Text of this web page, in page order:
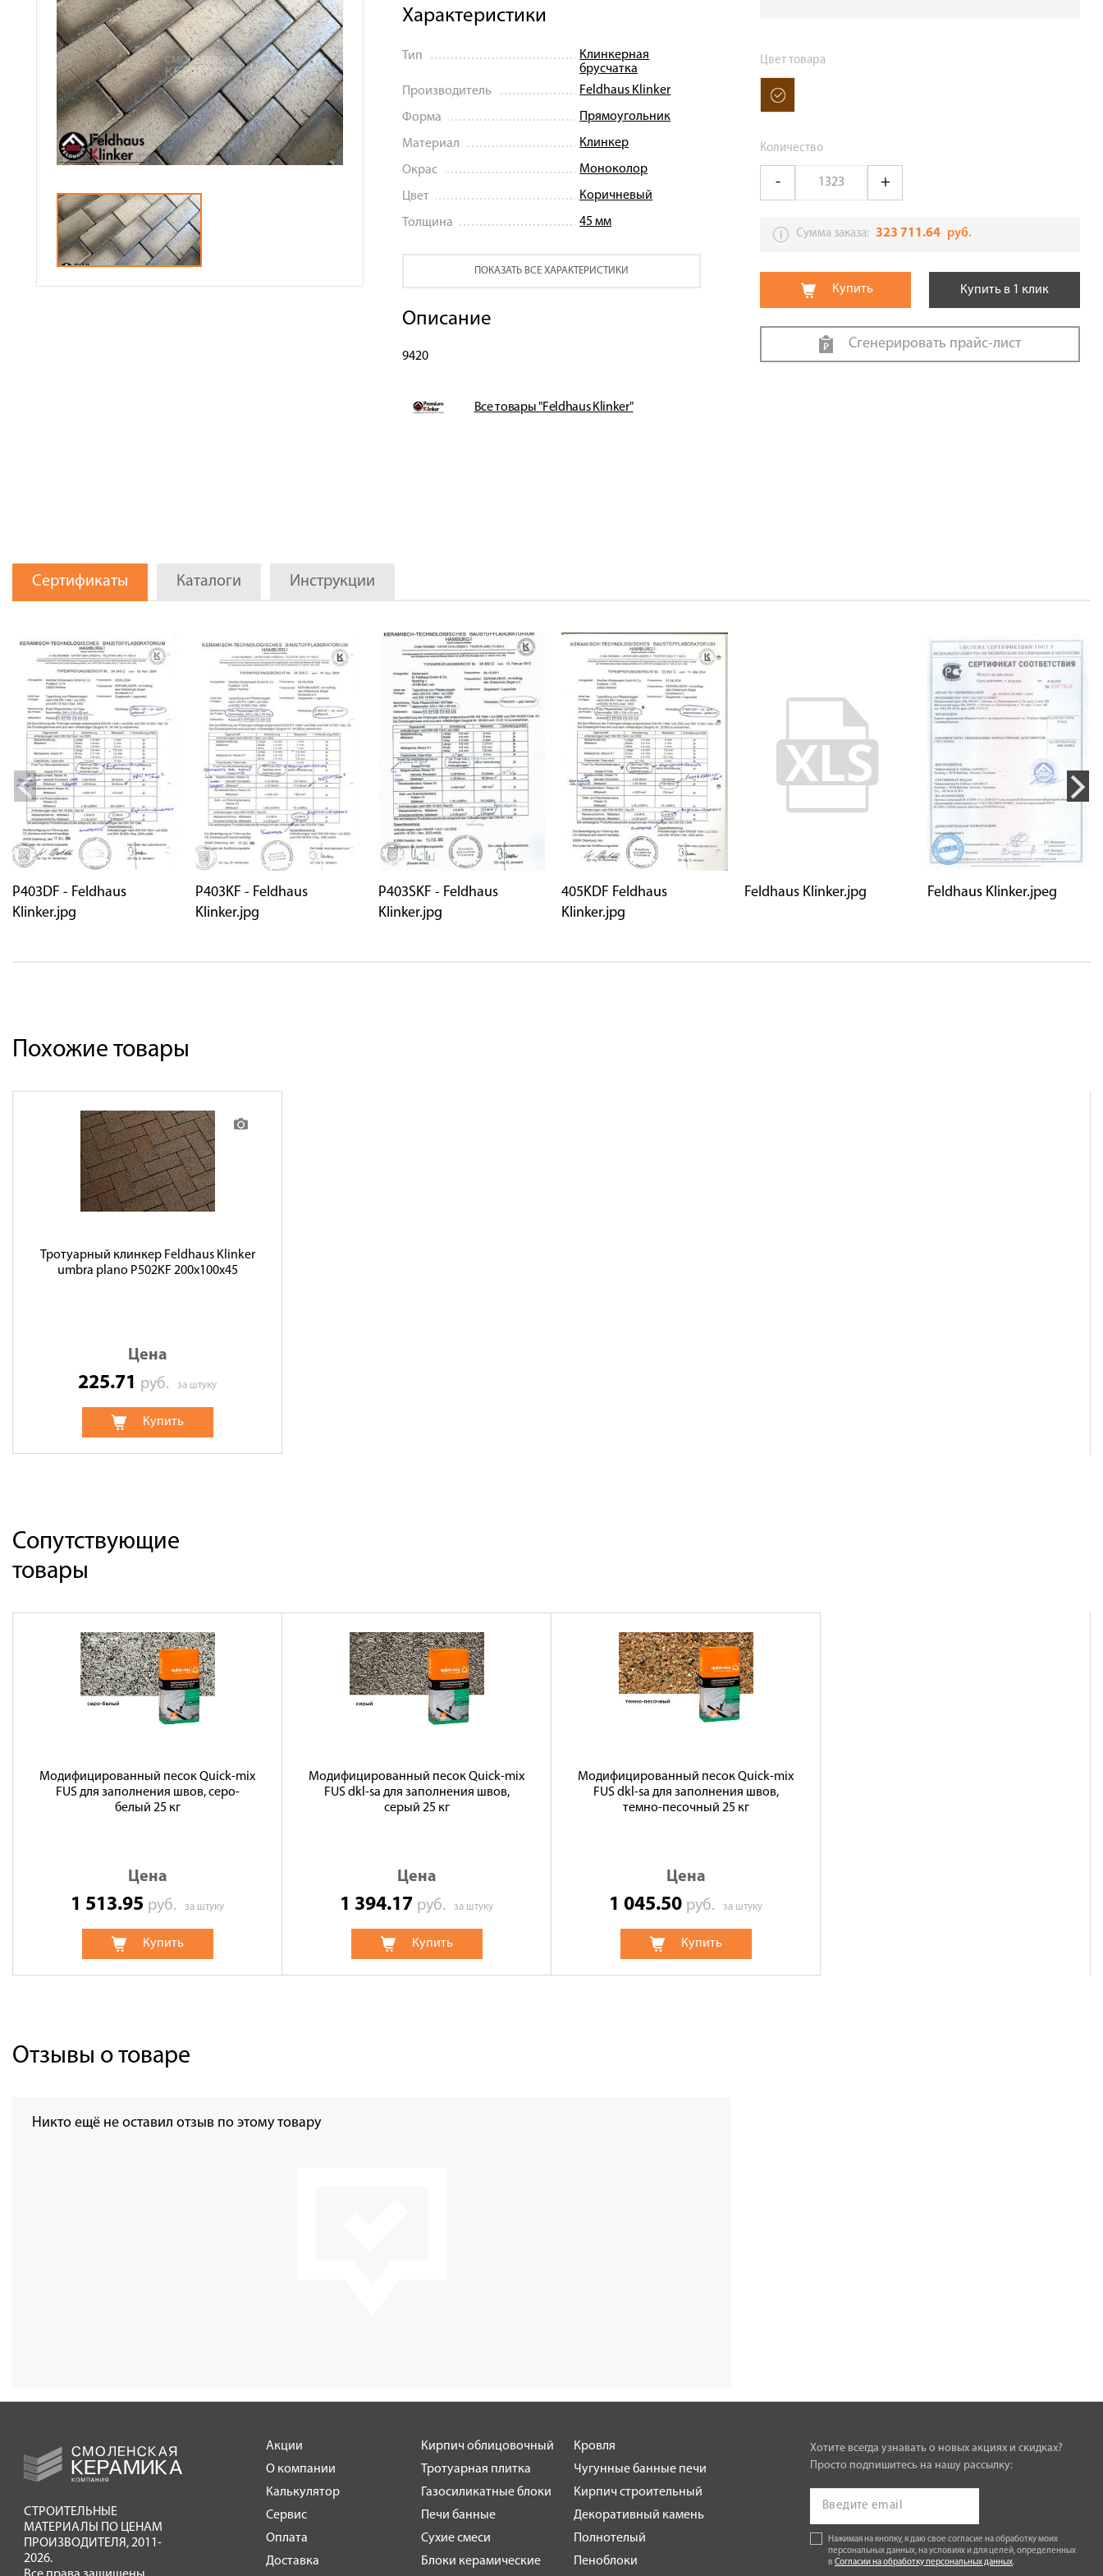
Сотрудничество
Галерея объектов
Контакты
Характеристики
Тип
Клинкерная
брусчатка
Производитель
Feldhaus Klinker
Форма Прямоугольник
Материал Клинкер
Окрас Моноколор
Цвет Коричневый
Толщина 45 мм
ПОКАЗАТЬ ВСЕ ХАРАКТЕРИСТИКИ
Описание
9420
Все товары "Feldhaus Klinker"
Цвет товара
Количество
Сумма заказа: 323 711.64руб.
Купить Купить в 1 клик
Сгенерировать прайс-лист
Сертификаты Каталоги Инструкции
P403DF - Feldhaus
Klinker.jpg
P403KF - Feldhaus
Klinker.jpg
P403SKF - Feldhaus
Klinker.jpg
405KDF Feldhaus
Klinker.jpg
Feldhaus Klinker.jpg Feldhaus Klinker.jpeg
Похожие товары
Тротуарный клинкер Feldhaus Klinker
umbra plano P502KF 200x100x45
Цена
225.71 руб. за штуку
Купить
Сопутствующие
товары
Модифицированный песок Quick-mix
FUS для заполнения швов, серо-
белый 25 кг
Цена
1 513.95 руб. за штуку
Купить
Модифицированный песок Quick-mix
FUS dkl-sa для заполнения швов,
серый 25 кг
Цена
1 394.17 руб. за штуку
Купить
Модифицированный песок Quick-mix
FUS dkl-sa для заполнения швов,
темно-песочный 25 кг
Цена
1 045.50 руб. за штуку
Купить
Отзывы о товаре
Никто ещё не оставил отзыв по этому товару
Акции
О компании
Калькулятор
Сервис
Оплата
Доставка
Кирпич облицовочный
Тротуарная плитка
Газосиликатные блоки
Печи банные
Сухие смеси
Блоки керамические
Кровля
Чугунные банные печи
Кирпич строительный
Декоративный камень
Полнотелый
Пеноблоки
СТРОИТЕЛЬНЫЕ
МАТЕРИАЛЫ ПО ЦЕНАМ
ПРОИЗВОДИТЕЛЯ,2011-
2026.
Хотите всегда узнавать о новых акциях и скидках?
Просто подпишитесь на нашу рассылку:
Нажимая на кнопку, я даю свое согласие на обработку моих
персональных данных, на условиях и для целей, определенных
в Согласии на обработку персональных данных.